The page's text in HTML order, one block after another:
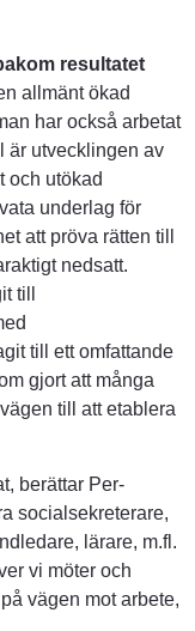
resultatet
allmänt ökad
har också arbetat
är utvecklingen av
och utökad
underlag för
att pröva rätten till
nedsatt.
till
till ett omfattande
gjort att många
till att etablera
berättar Per-
socialsekreterare,
lärare, m.fl.
vi möter och
vägen mot arbete,